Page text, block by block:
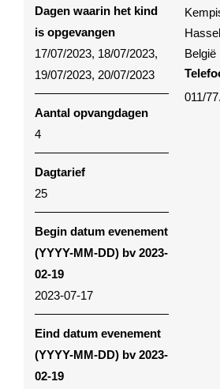
België
011/
Dagen waarin het kind
is opgevangen
17/07/2023, 18/07/2023,
19/07/2023, 20/07/2023
Aantal opvangdagen
4
Dagtarief
25
Begin datum evenement
(YYYY-MM-DD) bv 2023-
02-19
2023-07-17
Eind datum evenement
(YYYY-MM-DD) bv 2023-
02-19